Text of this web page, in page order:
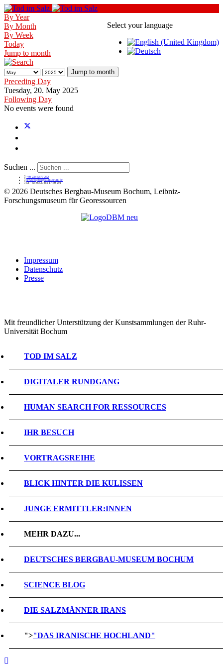
Select your language
By Year
By Month
By Week
Today
Jump to month
Jump to month
Preceding Day
Tuesday, 20. May 2025
Following Day
No events were found
Suchen ...
+49 234 5877 232
service@bergbaumuseum.de
Di - So 09:30 bis 17:30 Uhr
© 2026 Deutsches Bergbau-Museum Bochum, Leibniz-
Forschungsmuseum für Georessourcen
Impressum
Datenschutz
Presse
Mit freundlicher Unterstützung der Kunstsammlungen der Ruhr-
Universität Bochum
TOD IM SALZ
DIGITALER RUNDGANG
HUMAN SEARCH FOR RESSOURCES
IHR BESUCH
VORTRAGSREIHE
BLICK HINTER DIE KULISSEN
JUNGE ERMITTLER:INNEN
MEHR DAZU...
DEUTSCHES BERGBAU-MUSEUM BOCHUM
SCIENCE BLOG
DIE SALZMÄNNER IRANS
">"DAS IRANISCHE HOCHLAND"